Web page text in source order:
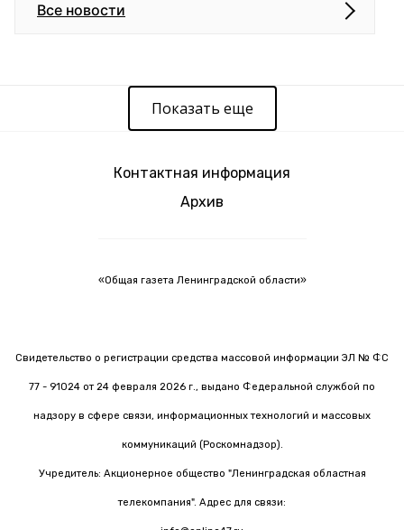
Все новости
Показать еще
Контактная информация
Архив
«Общая газета Ленинградской области»
Свидетельство о регистрации средства массовой информации ЭЛ № ФС
77 - 91024 от 24 февраля 2026 г., выдано Федеральной службой по
надзору в сфере связи, информационных технологий и массовых
коммуникаций (Роскомнадзор).
Учредитель: Акционерное общество "Ленинградская областная
телекомпания". Адрес для связи: